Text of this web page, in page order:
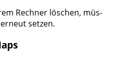
Rech­ner löschen, müs­
setzen.